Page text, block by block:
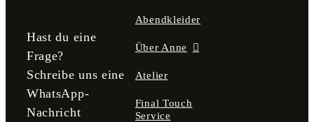
Hast du eine
Frage?
Schreibe uns eine
WhatsApp-
Nachricht
Abendkleider
Über Anne
Atelier
Final Touch
Service